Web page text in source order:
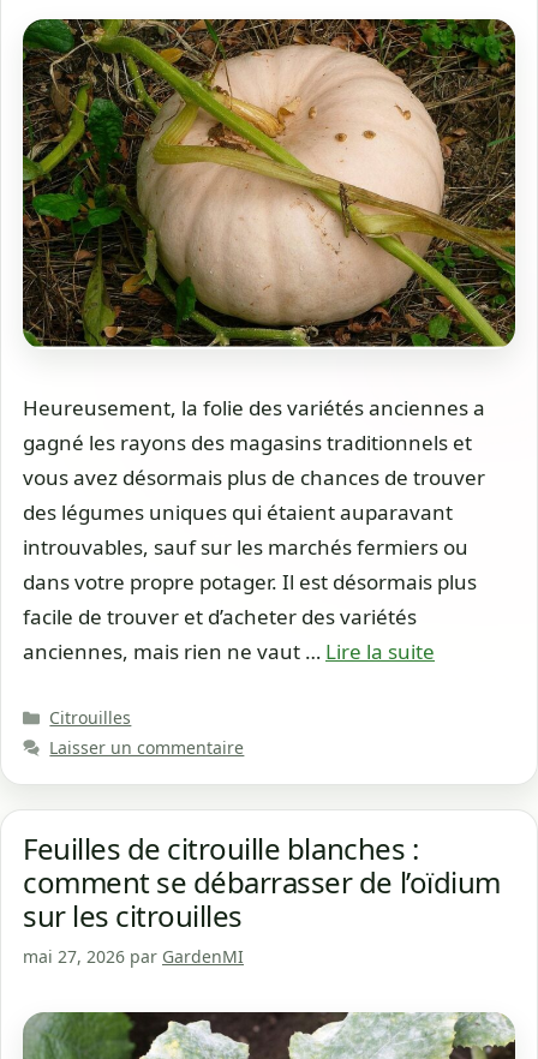
Heureusement, la folie des variétés anciennes a
gagné les rayons des magasins traditionnels et
vous avez désormais plus de chances de trouver
des légumes uniques qui étaient auparavant
introuvables, sauf sur les marchés fermiers ou
dans votre propre potager. Il est désormais plus
facile de trouver et d’acheter des variétés
anciennes, mais rien ne vaut … Lire la suite
Catégories
Citrouilles
Laisser un commentaire
Feuilles de citrouille blanches :
comment se débarrasser de l’oïdium
sur les citrouilles
mai 27, 2026 par GardenMI